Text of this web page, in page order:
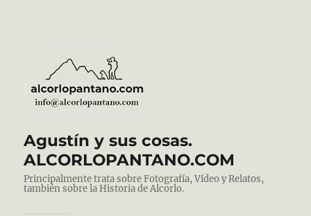
Agustín y sus cosas.
ALCORLOPANTANO.COM
Principalmente trata sobre Fotografía, Vídeo y Relatos,
también sobre la Historia de Alcorlo.